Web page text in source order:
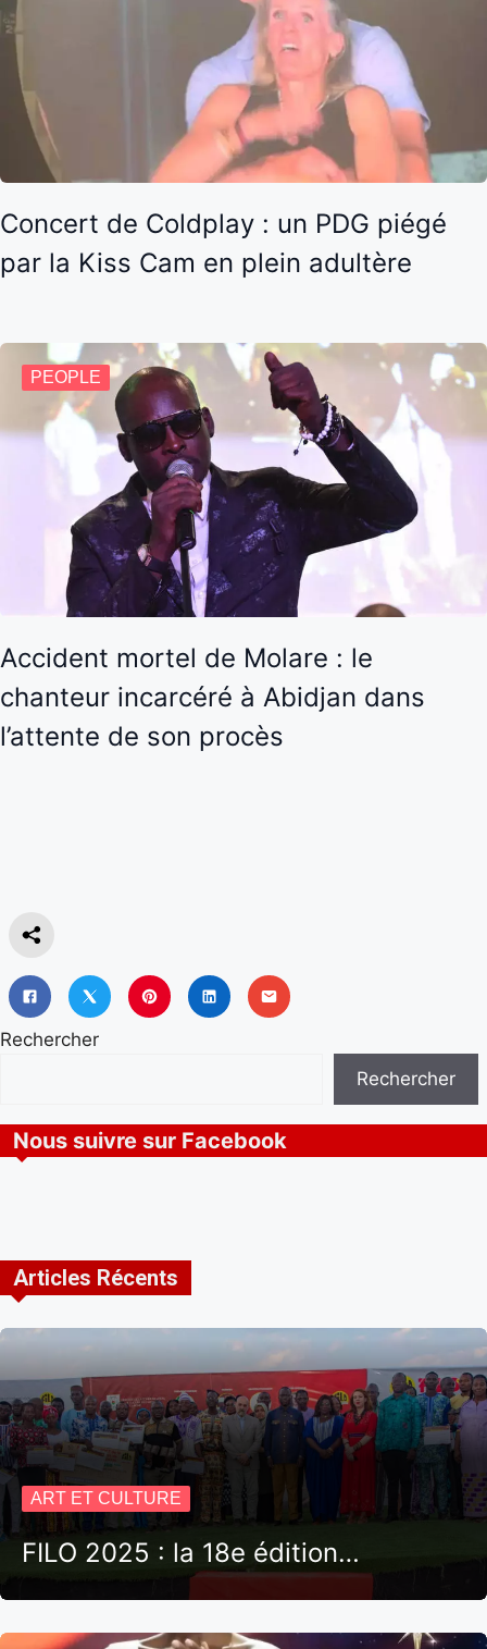
Concert de Coldplay : un PDG piégé
par la Kiss Cam en plein adultère
PEOPLE
Accident mortel de Molare : le
chanteur incarcéré à Abidjan dans
l’attente de son procès
Rechercher
Rechercher
Nous suivre sur Facebook
Articles Récents
ART ET CULTURE
FILO 2025 : la 18e édition…